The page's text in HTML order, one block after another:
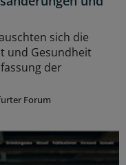
sich die
und Gesundheit
der
Forum